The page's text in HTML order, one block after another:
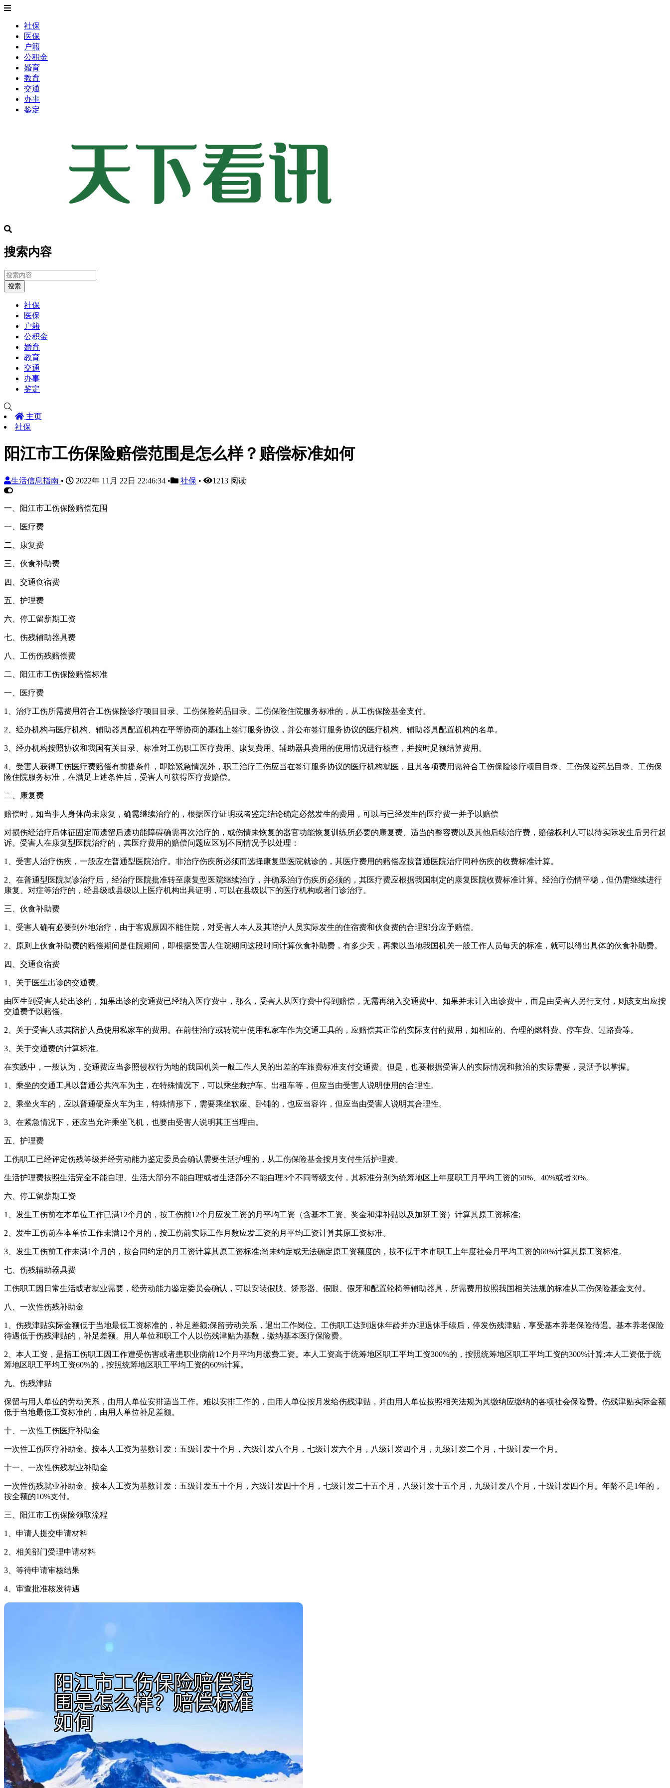
社保
医保
户籍
公积金
婚育
教育
交通
办事
鉴定
搜索内容
搜索
社保
医保
户籍
公积金
婚育
教育
交通
办事
鉴定
主页
社保
阳江市工伤保险赔偿范围是怎么样？赔偿标准如何
生活信息指南 • 2022年 11月 22日 22:46:34 • 社保 • 1213 阅读
一、阳江市工伤保险赔偿范围
一、医疗费
二、康复费
三、伙食补助费
四、交通食宿费
五、护理费
六、停工留薪期工资
七、伤残辅助器具费
八、工伤伤残赔偿费
二、阳江市工伤保险赔偿标准
一、医疗费
1、治疗工伤所需费用符合工伤保险诊疗项目目录、工伤保险药品目录、工伤保险住院服务标准的，从工伤保险基金支付。
2、经办机构与医疗机构、辅助器具配置机构在平等协商的基础上签订服务协议，并公布签订服务协议的医疗机构、辅助器具配置机构的名单。
3、经办机构按照协议和我国有关目录、标准对工伤职工医疗费用、康复费用、辅助器具费用的使用情况进行核查，并按时足额结算费用。
4、受害人获得工伤医疗费赔偿有前提条件，即除紧急情况外，职工治疗工伤应当在签订服务协议的医疗机构就医，且其各项费用需符合工伤保险诊疗项目目录、工伤保险药品目录、工伤保
险住院服务标准，在满足上述条件后，受害人可获得医疗费赔偿。
二、康复费
赔偿时，如当事人身体尚未康复，确需继续治疗的，根据医疗证明或者鉴定结论确定必然发生的费用，可以与已经发生的医疗费一并予以赔偿
对损伤经治疗后体征固定而遗留后遗功能障碍确需再次治疗的，或伤情未恢复的器官功能恢复训练所必要的康复费、适当的整容费以及其他后续治疗费，赔偿权利人可以待实际发生后另行起
诉。受害人在康复型医院治疗的，其医疗费用的赔偿问题应区别不同情况予以处理：
1、受害人治疗伤疾，一般应在普通型医院治疗。非治疗伤疾所必须而选择康复型医院就诊的，其医疗费用的赔偿应按普通医院治疗同种伤疾的收费标准计算。
2、在普通型医院就诊治疗后，经治疗医院批准转至康复型医院继续治疗，并确系治疗伤疾所必须的，其医疗费应根据我国制定的康复医院收费标准计算。经治疗伤情平稳，但仍需继续进行
康复、对症等治疗的，经县级或县级以上医疗机构出具证明，可以在县级以下的医疗机构或者门诊治疗。
三、伙食补助费
1、受害人确有必要到外地治疗，由于客观原因不能住院，对受害人本人及其陪护人员实际发生的住宿费和伙食费的合理部分应予赔偿。
2、原则上伙食补助费的赔偿期间是住院期间，即根据受害人住院期间这段时间计算伙食补助费，有多少天，再乘以当地我国机关一般工作人员每天的标准，就可以得出具体的伙食补助费。
四、交通食宿费
1、关于医生出诊的交通费。
由医生到受害人处出诊的，如果出诊的交通费已经纳入医疗费中，那么，受害人从医疗费中得到赔偿，无需再纳入交通费中。如果并未计入出诊费中，而是由受害人另行支付，则该支出应按
交通费予以赔偿。
2、关于受害人或其陪护人员使用私家车的费用。在前往治疗或转院中使用私家车作为交通工具的，应赔偿其正常的实际支付的费用，如相应的、合理的燃料费、停车费、过路费等。
3、关于交通费的计算标准。
在实践中，一般认为，交通费应当参照侵权行为地的我国机关一般工作人员的出差的车旅费标准支付交通费。但是，也要根据受害人的实际情况和救治的实际需要，灵活予以掌握。
1、乘坐的交通工具以普通公共汽车为主，在特殊情况下，可以乘坐救护车、出租车等，但应当由受害人说明使用的合理性。
2、乘坐火车的，应以普通硬座火车为主，特殊情形下，需要乘坐软座、卧铺的，也应当容许，但应当由受害人说明其合理性。
3、在紧急情况下，还应当允许乘坐飞机，也要由受害人说明其正当理由。
五、护理费
工伤职工已经评定伤残等级并经劳动能力鉴定委员会确认需要生活护理的，从工伤保险基金按月支付生活护理费。
生活护理费按照生活完全不能自理、生活大部分不能自理或者生活部分不能自理3个不同等级支付，其标准分别为统筹地区上年度职工月平均工资的50%、40%或者30%。
六、停工留薪期工资
1、发生工伤前在本单位工作已满12个月的，按工伤前12个月应发工资的月平均工资（含基本工资、奖金和津补贴以及加班工资）计算其原工资标准;
2、发生工伤前在本单位工作未满12个月的，按工伤前实际工作月数应发工资的月平均工资计算其原工资标准。
3、发生工伤前工作未满1个月的，按合同约定的月工资计算其原工资标准;尚未约定或无法确定原工资额度的，按不低于本市职工上年度社会月平均工资的60%计算其原工资标准。
七、伤残辅助器具费
工伤职工因日常生活或者就业需要，经劳动能力鉴定委员会确认，可以安装假肢、矫形器、假眼、假牙和配置轮椅等辅助器具，所需费用按照我国相关法规的标准从工伤保险基金支付。
八、一次性伤残补助金
1、伤残津贴实际金额低于当地最低工资标准的，补足差额;保留劳动关系，退出工作岗位。工伤职工达到退休年龄并办理退休手续后，停发伤残津贴，享受基本养老保险待遇。基本养老保险
待遇低于伤残津贴的，补足差额。用人单位和职工个人以伤残津贴为基数，缴纳基本医疗保险费。
2、本人工资，是指工伤职工因工作遭受伤害或者患职业病前12个月平均月缴费工资。本人工资高于统筹地区职工平均工资300%的，按照统筹地区职工平均工资的300%计算;本人工资低于统
筹地区职工平均工资60%的，按照统筹地区职工平均工资的60%计算。
九、伤残津贴
保留与用人单位的劳动关系，由用人单位安排适当工作。难以安排工作的，由用人单位按月发给伤残津贴，并由用人单位按照相关法规为其缴纳应缴纳的各项社会保险费。伤残津贴实际金额
低于当地最低工资标准的，由用人单位补足差额。
十、一次性工伤医疗补助金
一次性工伤医疗补助金。按本人工资为基数计发：五级计发十个月，六级计发八个月，七级计发六个月，八级计发四个月，九级计发二个月，十级计发一个月。
十一、一次性伤残就业补助金
一次性伤残就业补助金。按本人工资为基数计发：五级计发五十个月，六级计发四十个月，七级计发二十五个月，八级计发十五个月，九级计发八个月，十级计发四个月。年龄不足1年的，
按全额的10%支付。
三、阳江市工伤保险领取流程
1、申请人提交申请材料
2、相关部门受理申请材料
3、等待申请审核结果
4、审查批准核发待遇